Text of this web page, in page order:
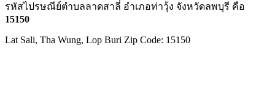
รหัสไปรษณีย์ตำบลลาดสาลี่ อำเภอท่าวุ้ง จังหวัดลพบุรี คือ
15150
Lat Sali, Tha Wung, Lop Buri Zip Code: 15150